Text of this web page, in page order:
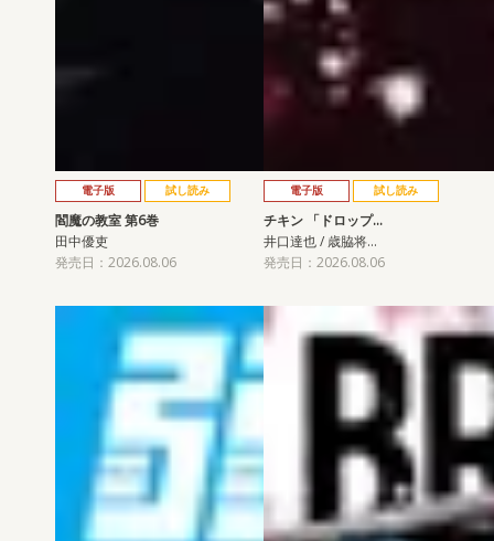
電子版 試し読み
閻魔の教室 第6巻
田中優吏
発売日：2026.08.06
電子版 試し読み
チキン 「ドロップ…
井口達也 / 歳脇将…
発売日：2026.08.06